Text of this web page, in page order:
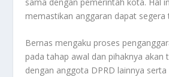
memastikan anggaran dapat segera
Bernas mengaku proses
pada tahap awal dan pihaknya akan
dengan anggota DPRD lainnya